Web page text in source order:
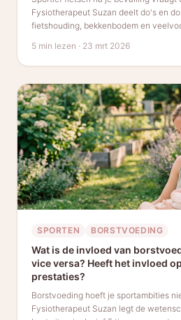
Fysiotherapeut Suzan deelt do's en
fietshouding, bekkenbodem en
5 min lezen · 23 mrt 2026
SPORTEN BORSTVOEDING
Wat is de invloed van
vice versa? Heeft het invloed
prestaties?
Borstvoeding hoeft je sportambities
Fysiotherapeut Suzan legt de